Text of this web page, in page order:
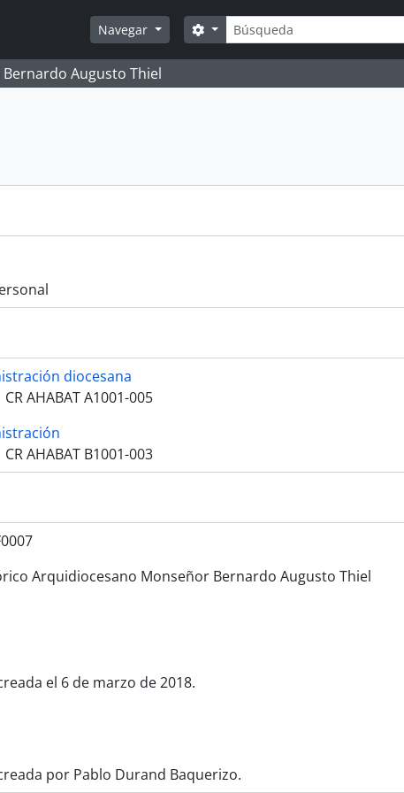
Navegar
Búsqueda
Search options
Augusto Thiel
diocesana
CR AHABAT A1001-005
CR AHABAT B1001-003
Arquidiocesano Monseñor Bernardo Augusto Thiel
el 6 de marzo de 2018.
por Pablo Durand Baquerizo.